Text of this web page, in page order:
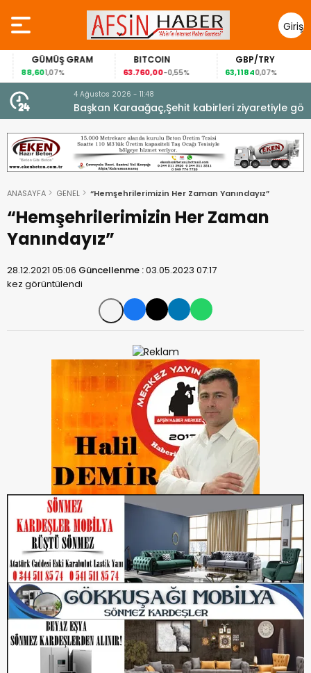
Giriş
Yap
GÜMÜŞ GRAM
88,601,07%
BITCOIN
63.760,00-0,55%
GBP/TRY
63,11840,07%
4 Ağustos 2026 - 11:48
Başkan Karaağaç,Şehit kabirleri ziyaretiyle görevine
başladı.
ANASAYFA GENEL “Hemşehrilerimizin Her Zaman Yanındayız”
“Hemşehrilerimizin Her Zaman
Yanındayız”
28.12.2021 05:06 Güncellenme :03.05.2023 07:17
kez görüntülendi